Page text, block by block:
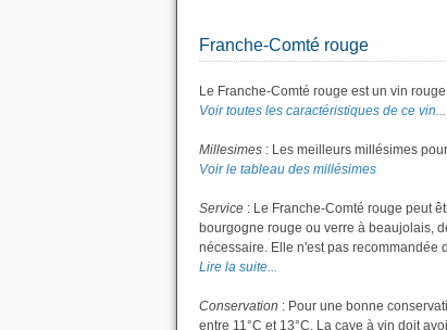
Franche-Comté rouge
Le Franche-Comté rouge est un vin
Voir toutes les caractéristiques de ce vin...
Millesimes : Les meilleurs millésimes
Voir le tableau des millésimes
Service : Le Franche-Comté rouge peut
bourgogne rouge ou verre à beaujolais,
nécessaire. Elle n'est pas recommandée
Lire la suite...
Conservation : Pour une bonne
entre 11°C et 13°C. La cave à vin doit